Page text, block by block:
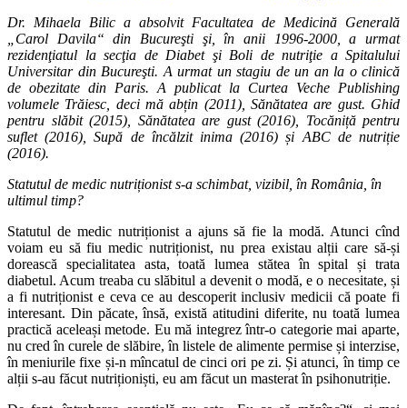
Dr. Mihaela Bilic a absolvit Facultatea de Medicină Generală
„Carol Davila“ din Bucureşti şi, în anii 1996-2000, a urmat
rezidenţiatul la secţia de Diabet şi Boli de nutriţie a Spitalului
Universitar din Bucureşti. A urmat un stagiu de un an la o clinică
de obezitate din Paris. A publicat la Curtea Veche Publishing
volumele Trăiesc, deci mă abțin (2011), Sănătatea are gust. Ghid
pentru slăbit (2015), Sănătatea are gust (2016), Tocăniță pentru
suflet (2016), Supă de încălzit inima (2016) și ABC de nutriție
(2016).
Statutul de medic nutriționist s-a schimbat, vizibil, în România, în
ultimul timp?
Statutul de medic nutriționist a ajuns să fie la modă. Atunci cînd
voiam eu să fiu medic nutriționist, nu prea existau alții care să-și
dorească specialitatea asta, toată lumea stătea în spital și trata
diabetul. Acum treaba cu slăbitul a devenit o modă, e o necesitate, și
a fi nutriționist e ceva ce au descoperit inclusiv medicii că poate fi
interesant. Din păcate, însă, există atitudini diferite, nu toată lumea
practică aceleași metode. Eu mă integrez într-o categorie mai aparte,
nu cred în curele de slăbire, în listele de alimente permise și interzise,
în meniurile fixe și-n mîncatul de cinci ori pe zi. Și atunci, în timp ce
alții s-au făcut nutriționiști, eu am făcut un masterat în psihonutriție.